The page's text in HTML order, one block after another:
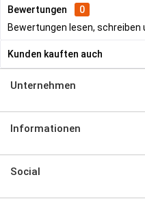
Bewertungen
0
Bewertungen lesen, schreiben
Kunden kauften auch
Unternehmen
Informationen
Social